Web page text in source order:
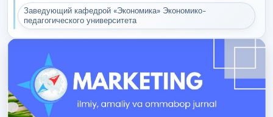
Заведующий кафедрой «Экономика» Экономико-
педагогического университета